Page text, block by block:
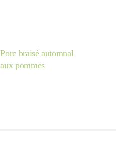
Porc braisé automnal
aux pommes